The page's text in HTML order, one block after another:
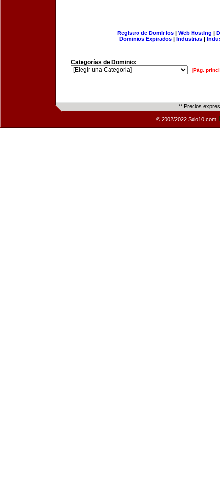
Registro de Dominios| Web Hosting |
Dominios Expirados | Industrias |
Categorías de Dominio:
[Pág.
** Precios
© 2002/2022 Solo10.com